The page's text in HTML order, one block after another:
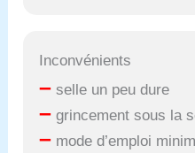
Inconvénients
– selle un peu dure
– grincement sous la
– mode d’emploi